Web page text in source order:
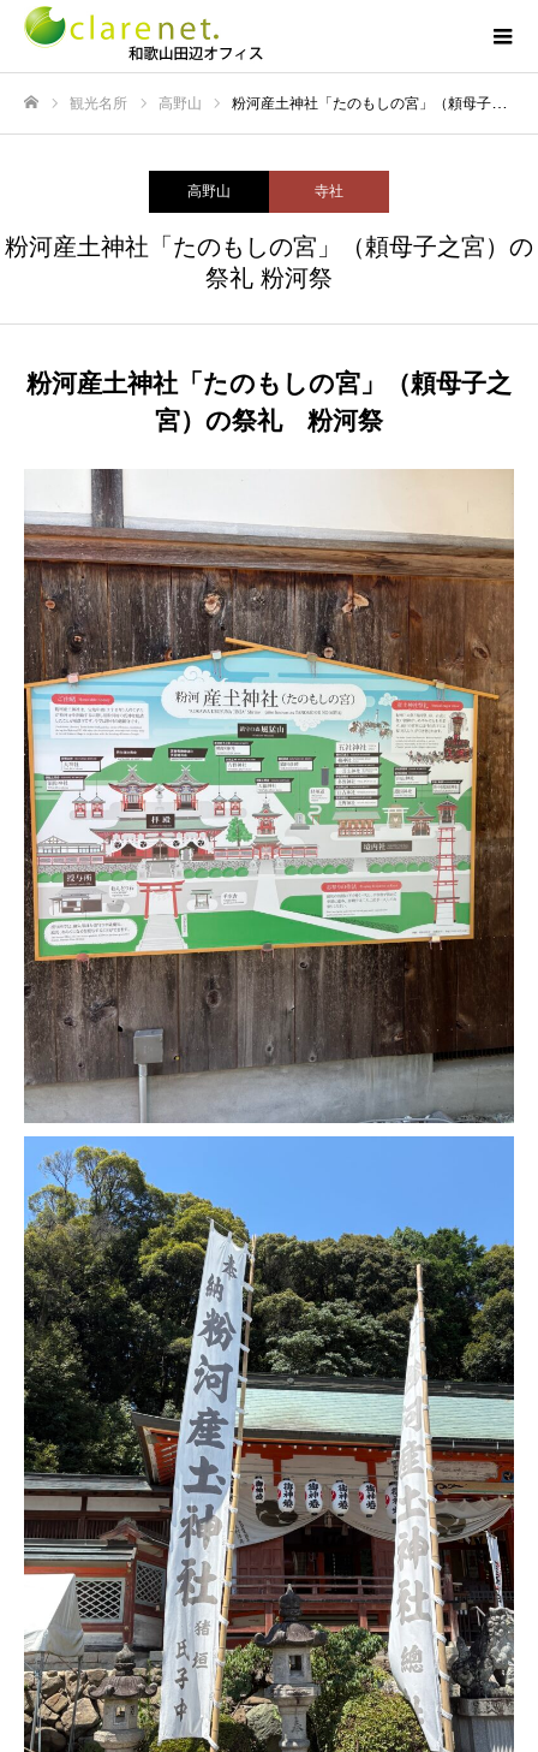
観光名所 高野山 粉河産土神社「たのもしの宮」（頼母子之宮）の祭礼 粉河祭
高野山 寺社
粉河産土神社「たのもしの宮」（頼母子之宮）の
祭礼 粉河祭
粉河産土神社「たのもしの宮」（頼母子之
宮）の祭礼 粉河祭